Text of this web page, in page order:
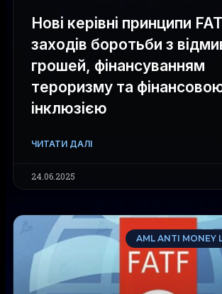
Нові керівні принципи
заходів боротьби з
грошей, фінансуванням
тероризму та
інклюзією
ЧИТАТИ ДАЛІ
24.06.2025
AML ANTI MONEY